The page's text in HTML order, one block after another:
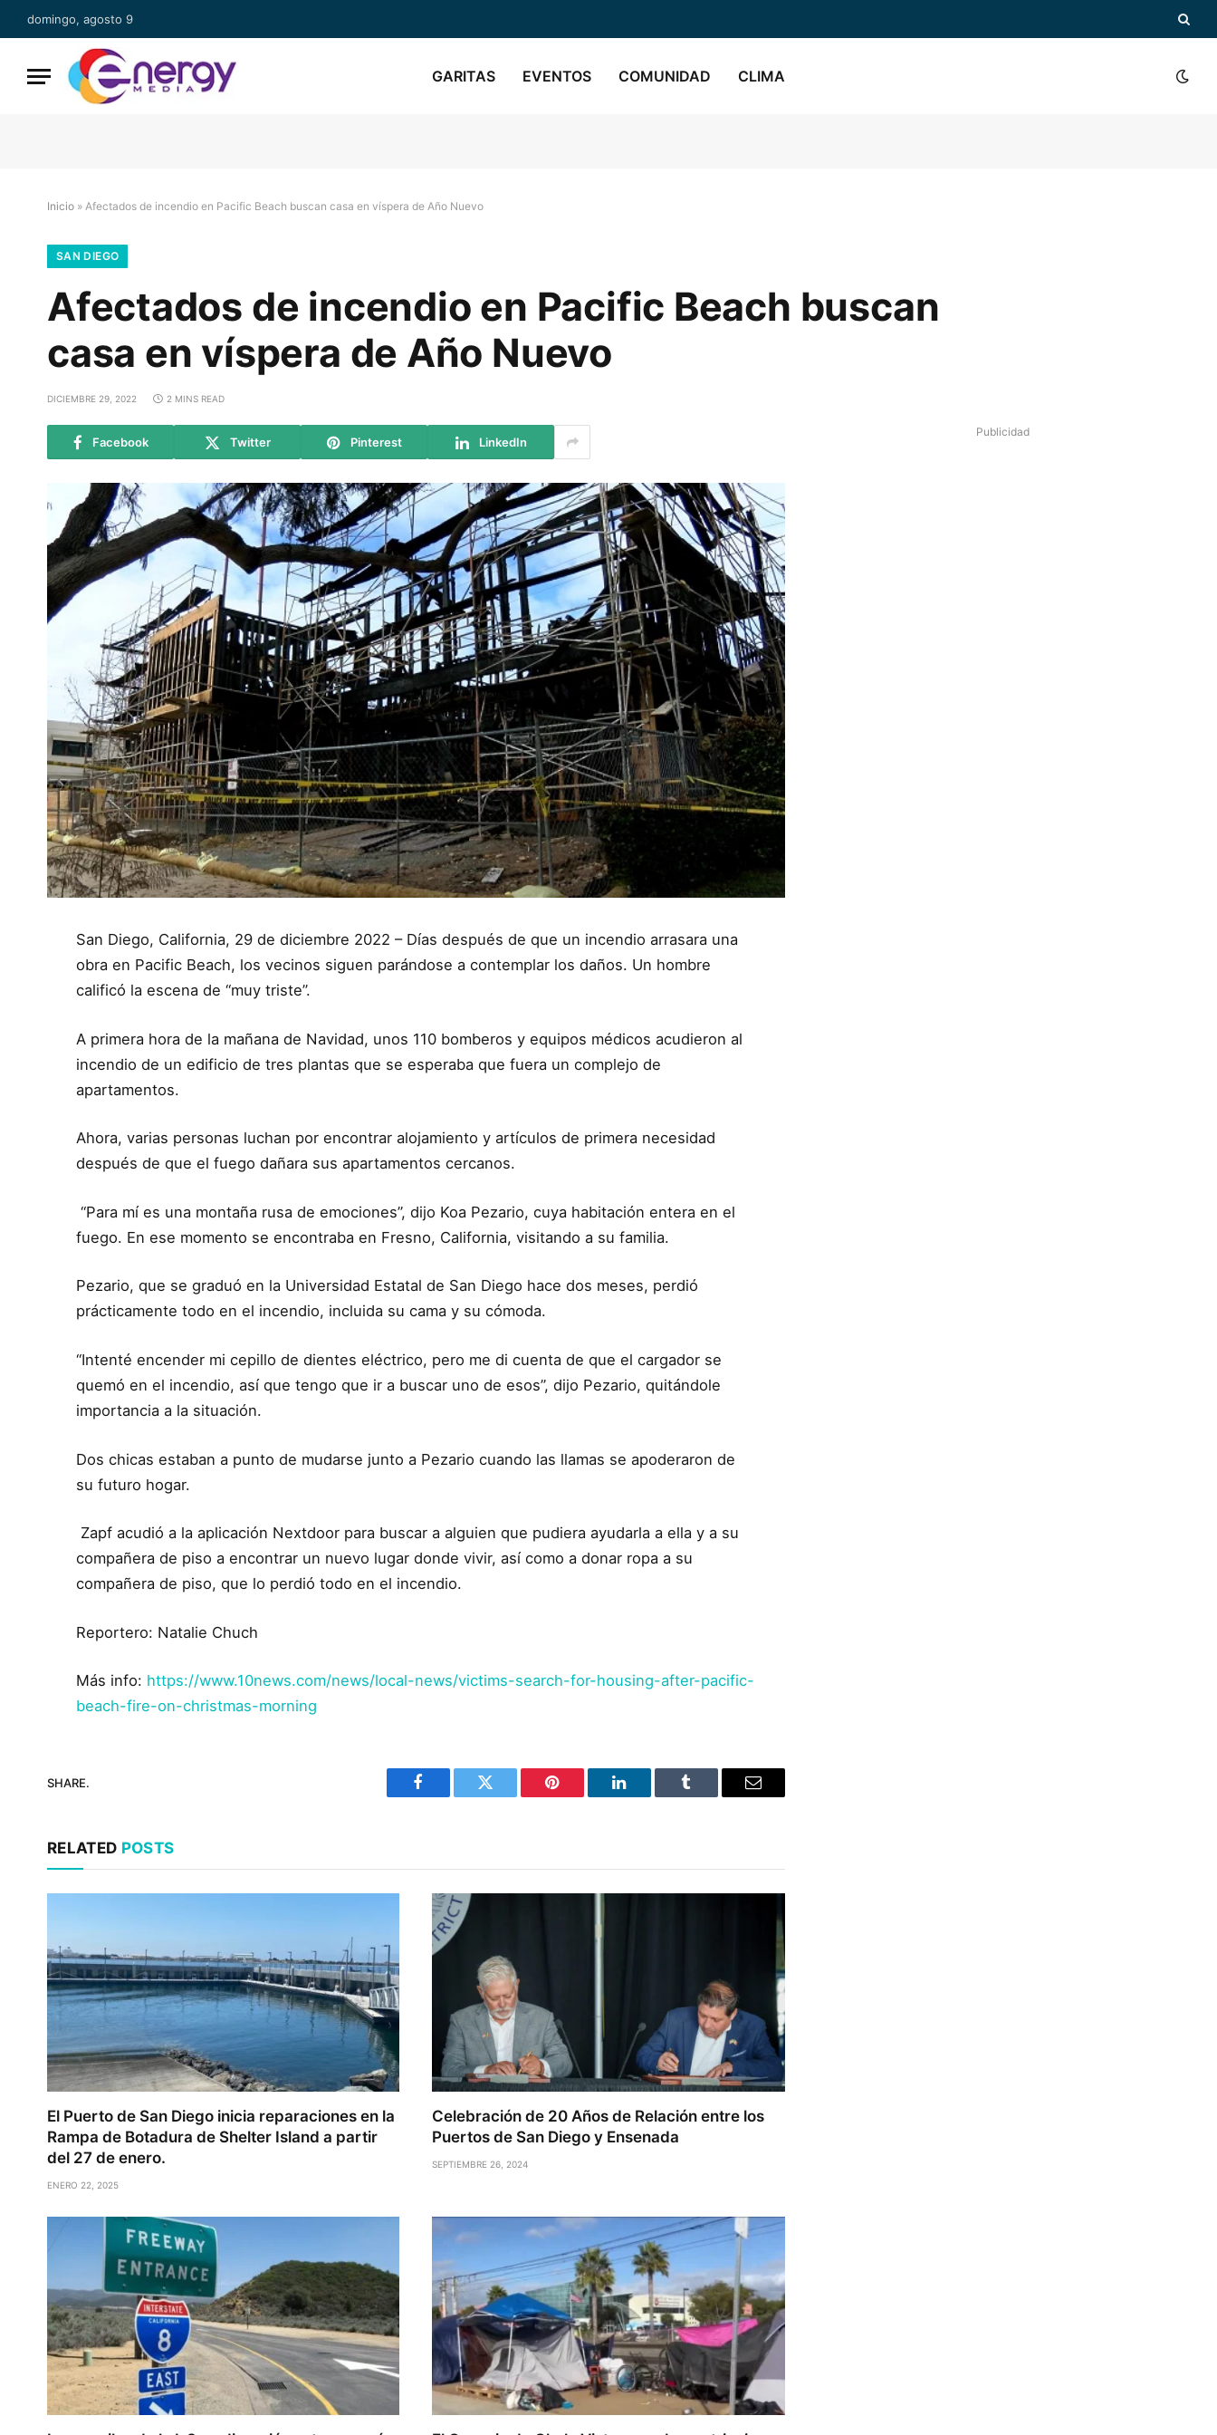
domingo, agosto 9
GARITAS EVENTOS COMUNIDAD CLIMA
Inicio » Afectados de incendio en Pacific Beach buscan casa en víspera de Año Nuevo
SAN DIEGO
Afectados de incendio en Pacific Beach buscan
casa en víspera de Año Nuevo
DICIEMBRE 29, 2022 2 MINS READ
Facebook Twitter Pinterest LinkedIn
San Diego, California, 29 de diciembre 2022 – Días después de que un incendio arrasara una
obra en Pacific Beach, los vecinos siguen parándose a contemplar los daños. Un hombre
calificó la escena de “muy triste”.
A primera hora de la mañana de Navidad, unos 110 bomberos y equipos médicos acudieron al
incendio de un edificio de tres plantas que se esperaba que fuera un complejo de
apartamentos.
Ahora, varias personas luchan por encontrar alojamiento y artículos de primera necesidad
después de que el fuego dañara sus apartamentos cercanos.
“Para mí es una montaña rusa de emociones”, dijo Koa Pezario, cuya habitación entera en el
fuego. En ese momento se encontraba en Fresno, California, visitando a su familia.
Pezario, que se graduó en la Universidad Estatal de San Diego hace dos meses, perdió
prácticamente todo en el incendio, incluida su cama y su cómoda.
“Intenté encender mi cepillo de dientes eléctrico, pero me di cuenta de que el cargador se
quemó en el incendio, así que tengo que ir a buscar uno de esos”, dijo Pezario, quitándole
importancia a la situación.
Dos chicas estaban a punto de mudarse junto a Pezario cuando las llamas se apoderaron de
su futuro hogar.
Zapf acudió a la aplicación Nextdoor para buscar a alguien que pudiera ayudarla a ella y a su
compañera de piso a encontrar un nuevo lugar donde vivir, así como a donar ropa a su
compañera de piso, que lo perdió todo en el incendio.
Reportero: Natalie Chuch
Más info: https://www.10news.com/news/local-news/victims-search-for-housing-after-pacific-
beach-fire-on-christmas-morning
SHARE.
Facebook Twitter Pinterest LinkedIn Tumblr Email
RELATED POSTS
El Puerto de San Diego inicia reparaciones en la
Rampa de Botadura de Shelter Island a partir
del 27 de enero.
ENERO 22, 2025
Celebración de 20 Años de Relación entre los
Puertos de San Diego y Ensenada
SEPTIEMBRE 26, 2024
Publicidad